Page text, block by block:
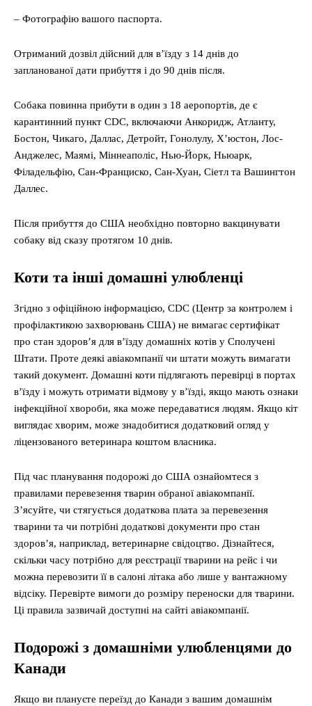
– Фотографію вашого паспорта.
Отриманий дозвіл дійсний для в’їзду з 14 днів до
запланованої дати прибуття і до 90 днів після.
Собака повинна прибути в один з 18 аеропортів, де є
карантинний пункт CDC, включаючи Анкоридж, Атланту,
Бостон, Чикаго, Даллас, Детройт, Гонолулу, Х’юстон, Лос-
Анджелес, Маямі, Міннеаполіс, Нью-Йорк, Ньюарк,
Філадельфію, Сан-Франциско, Сан-Хуан, Сіетл та Вашингтон
Даллес.
Після прибуття до США необхідно повторно вакцинувати
собаку від сказу протягом 10 днів.
Коти та інші домашні улюбленці
Згідно з офіційною інформацією, CDC (Центр за контролем і
профілактикою захворювань США) не вимагає сертифікат
про стан здоров’я для в’їзду домашніх котів у Сполучені
Штати. Проте деякі авіакомпанії чи штати можуть вимагати
такий документ. Домашні коти підлягають перевірці в портах
в’їзду і можуть отримати відмову у в’їзді, якщо мають ознаки
інфекційної хвороби, яка може передаватися людям. Якщо кіт
виглядає хворим, може знадобитися додатковий огляд у
ліцензованого ветеринара коштом власника.
Під час планування подорожі до США ознайомтеся з
правилами перевезення тварин обраної авіакомпанії.
З’ясуйте, чи стягується додаткова плата за перевезення
тварини та чи потрібні додаткові документи про стан
здоров’я, наприклад, ветеринарне свідоцтво. Дізнайтеся,
скільки часу потрібно для реєстрації тварини на рейс і чи
можна перевозити її в салоні літака або лише у вантажному
відсіку. Перевірте вимоги до розміру переноски для тварини.
Ці правила зазвичай доступні на сайті авіакомпанії.
Подорожі з домашніми улюбленцями до
Канади
Якщо ви плануєте переїзд до Канади з вашим домашнім